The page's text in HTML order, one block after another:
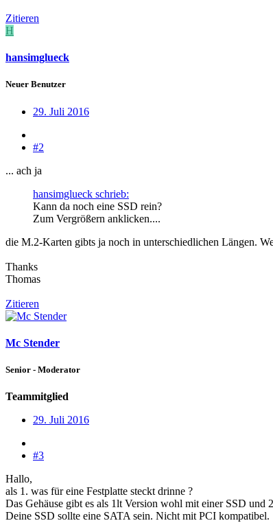
Zitieren
H
hansimglueck
Neuer Benutzer
29. Juli 2016
#2
... ach ja
hansimglueck schrieb:
Kann da noch eine SSD rein?
Zum Vergrößern anklicken....
die M.2-Karten gibts ja noch in unterschiedlichen Längen.
Thanks
Thomas
Zitieren
Mc Stender
Senior - Moderator
Teammitglied
29. Juli 2016
#3
Hallo,
als 1. was für eine Festplatte steckt drinne ?
Das Gehäuse gibt es als 1lt Version wohl mit einer SSD
Deine SSD sollte eine SATA sein. Nicht mit PCI kompatibel.